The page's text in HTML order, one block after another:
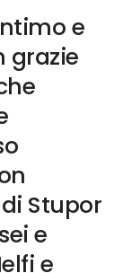
e
grazie
Stupor
e
e